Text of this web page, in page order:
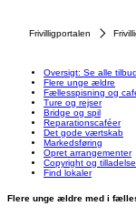
Frivilligportalen
Oversigt: Se alle
Flere unge ældre
Fællesspisning og
Ture og rejser
Bridge og spil
Reparationscaféer
Det gode værtskab
Markedsføring
Opret arrangementer
Copyright og
Find lokaler
Flere unge ældre med i